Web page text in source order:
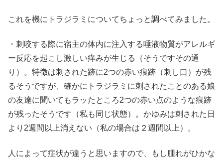
これを機にトラジラミについてちょっと調べてみました。
・刺咬する際に宿主の体内に注入する唾液物質がアレルギ
ー反応を起こし激しい痒みが生じる（そうですその通
り）。特徴は刺された跡に2つの赤い痕跡（刺し口）が残
るそうですが、確かにトラジラミに刺されたことのある娘
の友達に聞いてもラッたところ2つの赤い点のような痕跡
が残ったそうです（私も同じ状態）。かゆみは刺された日
より2週間以上消えない（私の場合は２週間以上）。
人によって症状が違うと思いますので、もし腫れがひかな